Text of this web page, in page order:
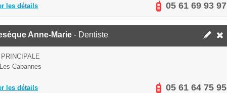
les détails 05 61 69 93 97
Anne-Marie - Dentiste
Cabannes
les détails 05 61 64 75 95